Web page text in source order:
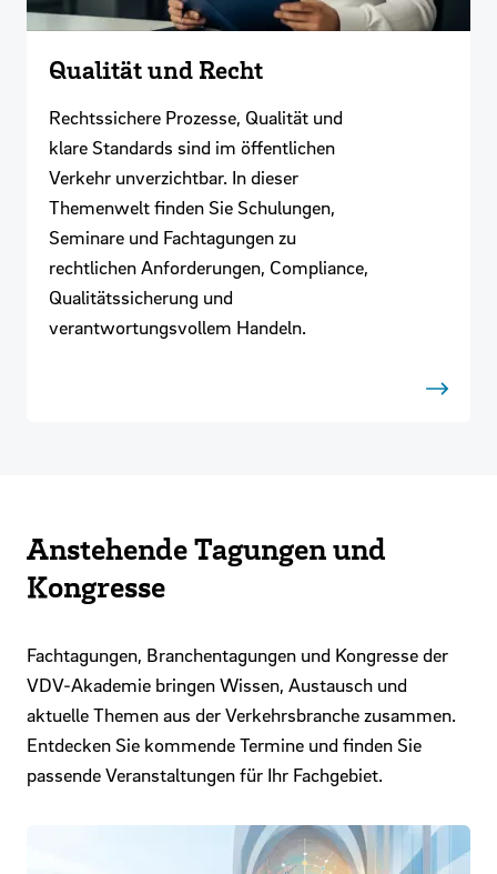
Qualität und Recht
Rechtssichere Prozesse, Qualität und
klare Standards sind im öffentlichen
Verkehr unverzichtbar. In dieser
Themenwelt finden Sie Schulungen,
Seminare und Fachtagungen zu
rechtlichen Anforderungen, Compliance,
Qualitätssicherung und
verantwortungsvollem Handeln.
Anstehende Tagungen und
Kongresse
Fachtagungen, Branchentagungen und Kongresse der
VDV-Akademie bringen Wissen, Austausch und
aktuelle Themen aus der Verkehrsbranche zusammen.
Entdecken Sie kommende Termine und finden Sie
passende Veranstaltungen für Ihr Fachgebiet.